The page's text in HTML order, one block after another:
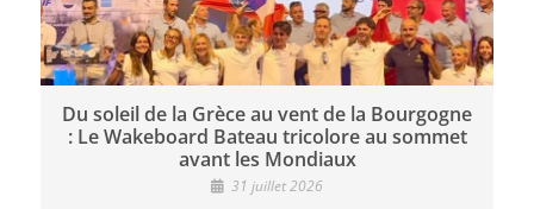
Du soleil de la Grèce au vent de la Bourgogne
: Le Wakeboard Bateau tricolore au sommet
avant les Mondiaux
31 juillet 2026